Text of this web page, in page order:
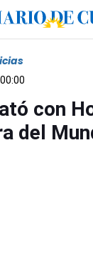
con
del